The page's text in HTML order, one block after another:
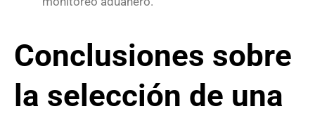
Conclusiones sobre
la selección de una